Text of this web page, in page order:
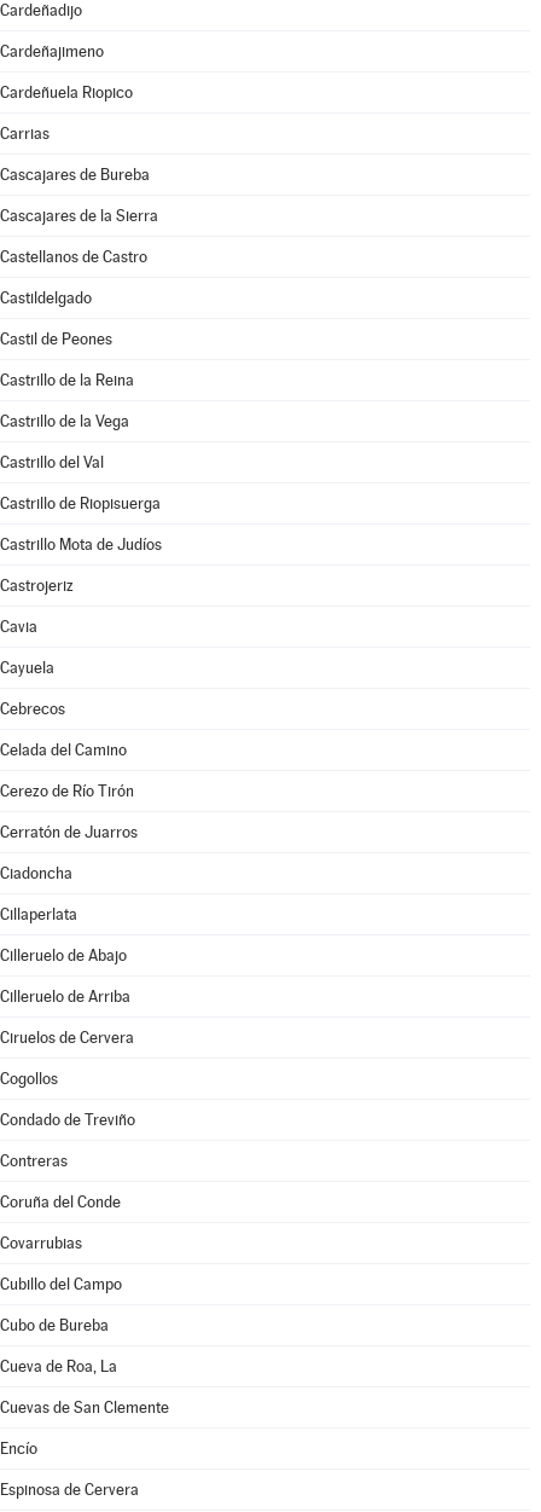
Cardeñadijo
Cardeñajimeno
Cardeñuela Riopico
Carrias
Cascajares de Bureba
Cascajares de la Sierra
Castellanos de Castro
Castildelgado
Castil de Peones
Castrillo de la Reina
Castrillo de la Vega
Castrillo del Val
Castrillo de Riopisuerga
Castrillo Mota de Judíos
Castrojeriz
Cavia
Cayuela
Cebrecos
Celada del Camino
Cerezo de Río Tirón
Cerratón de Juarros
Ciadoncha
Cillaperlata
Cilleruelo de Abajo
Cilleruelo de Arriba
Ciruelos de Cervera
Cogollos
Condado de Treviño
Contreras
Coruña del Conde
Covarrubias
Cubillo del Campo
Cubo de Bureba
Cueva de Roa, La
Cuevas de San Clemente
Encío
Espinosa de Cervera